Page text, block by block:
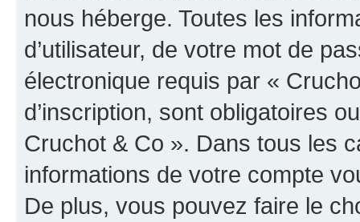
nous héberge. Toutes les
d’utilisateur, de votre mot de
électronique requis par «
d’inscription, sont obligatoires
Cruchot & Co ». Dans tous les
informations de votre compte
De plus, vous pouvez faire le